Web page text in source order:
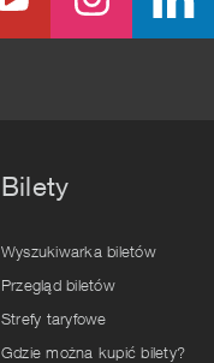
Bilety
Wyszukiwarka biletów
Przegląd biletów
Strefy taryfowe
Gdzie można kupić bilety?